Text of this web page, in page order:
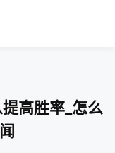
高胜率_怎么